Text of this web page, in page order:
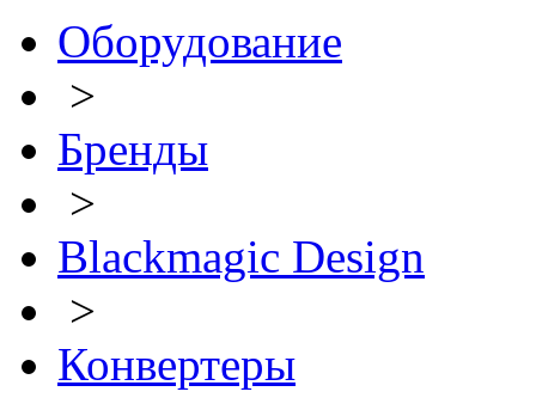
Оборудование
>
Бренды
>
Blackmagic Design
>
Конвертеры